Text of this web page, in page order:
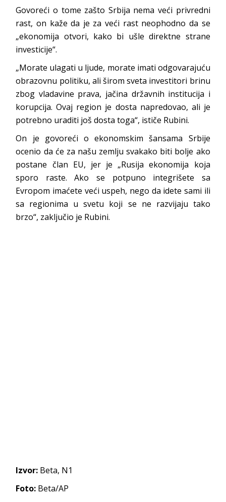
Govoreći o tome zašto Srbija nema veći privredni
rast, on kaže da je za veći rast neophodno da se
„ekonomija otvori, kako bi ušle direktne strane
investicije“.
„Morate ulagati u ljude, morate imati odgovarajuću
obrazovnu politiku, ali širom sveta investitori brinu
zbog vladavine prava, jačina državnih institucija i
korupcija. Ovaj region je dosta napredovao, ali je
potrebno uraditi još dosta toga“, ističe Rubini.
On je govoreći o ekonomskim šansama Srbije
ocenio da će za našu zemlju svakako biti bolje ako
postane član EU, jer je „Rusija ekonomija koja
sporo raste. Ako se potpuno integrišete sa
Evropom imaćete veći uspeh, nego da idete sami ili
sa regionima u svetu koji se ne razvijaju tako
brzo“, zaključio je Rubini.
Izvor: Beta, N1
Foto: Beta/AP